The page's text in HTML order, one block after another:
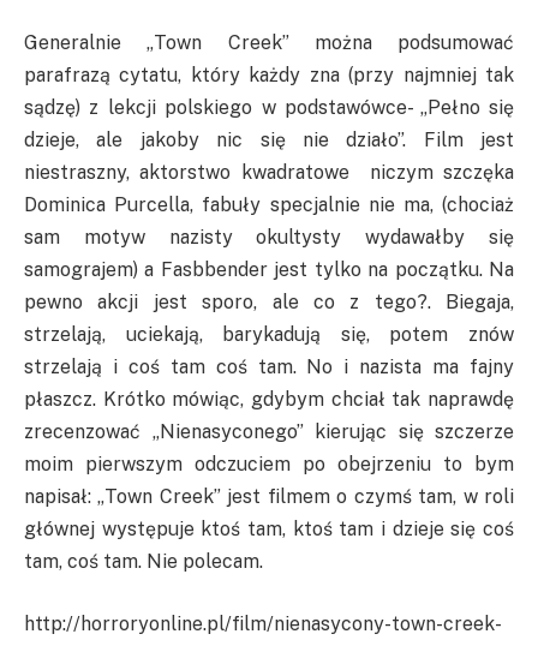
Generalnie „Town Creek” można podsumować
parafrazą cytatu, który każdy zna (przy najmniej tak
sądzę) z lekcji polskiego w podstawówce- „Pełno się
dzieje, ale jakoby nic się nie działo”. Film jest
niestraszny, aktorstwo kwadratowe niczym szczęka
Dominica Purcella, fabuły specjalnie nie ma, (chociaż
sam motyw nazisty okultysty wydawałby się
samograjem) a Fasbbender jest tylko na początku. Na
pewno akcji jest sporo, ale co z tego?. Biegaja,
strzelają, uciekają, barykadują się, potem znów
strzelają i coś tam coś tam. No i nazista ma fajny
płaszcz. Krótko mówiąc, gdybym chciał tak naprawdę
zrecenzować „Nienasyconego” kierując się szczerze
moim pierwszym odczuciem po obejrzeniu to bym
napisał: „Town Creek” jest filmem o czymś tam, w roli
głównej występuje ktoś tam, ktoś tam i dzieje się coś
tam, coś tam. Nie polecam.
http://horroryonline.pl/film/nienasycony-town-creek-